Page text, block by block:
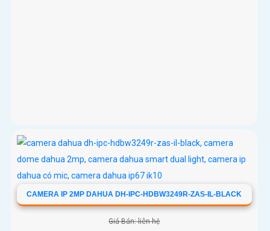
CAMERA IP 2MP DAHUA DH-IPC-HDBW3249R-ZAS-IL-BLACK
Giá Bán: liên hệ